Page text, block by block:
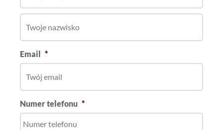
Email *
Numer telefonu *